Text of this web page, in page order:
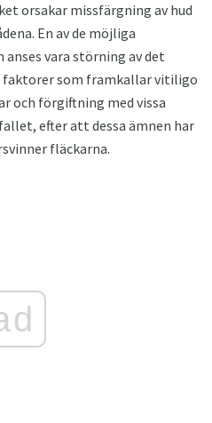
orsakar missfärgning av hud
En av de möjliga
vara störning av det
faktorer som framkallar vitiligo
och förgiftning med vissa
efter att dessa ämnen har
fläckarna.